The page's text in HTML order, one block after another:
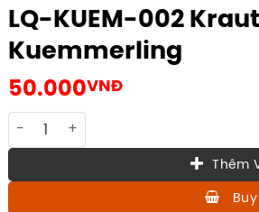
LQ-KUEM-002
Kuemmerling
50.000VNĐ
LQ-KUEM-002 Krauterlikor
Thêm